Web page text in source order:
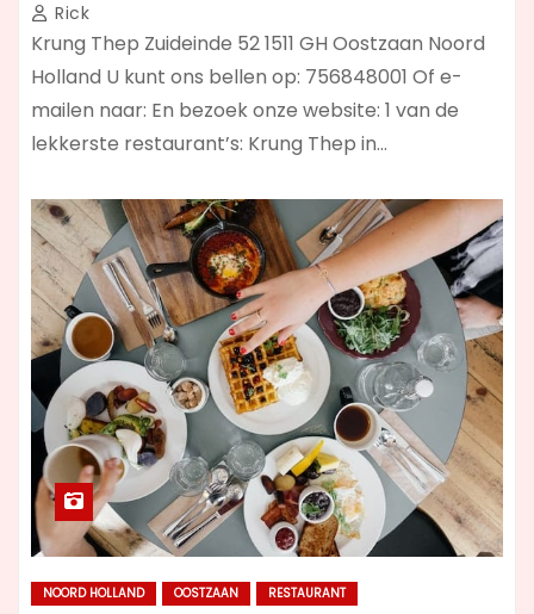
Rick
Krung Thep Zuideinde 52 1511 GH Oostzaan Noord
Holland U kunt ons bellen op: 756848001 Of e-
mailen naar: En bezoek onze website: 1 van de
lekkerste restaurant’s: Krung Thep in…
NOORD HOLLAND OOSTZAAN RESTAURANT